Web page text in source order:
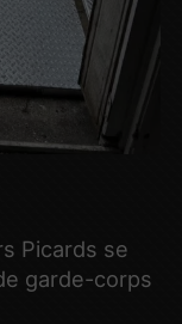
Picards se
garde-corps